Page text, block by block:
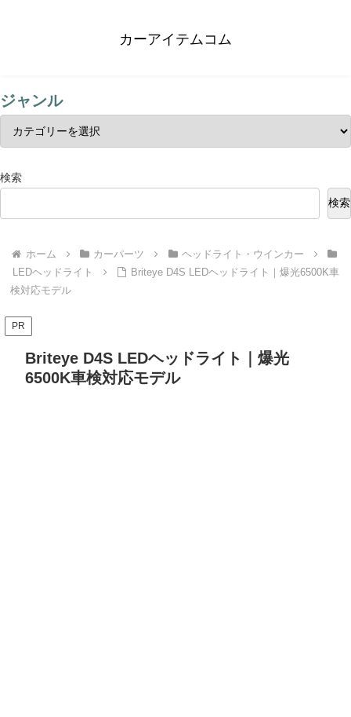
カーアイテムコム
ジャンル
検索
検索
ホーム カーパーツ
ヘッドライト・ウインカー
LEDヘッドライト
Briteye D4S LEDヘッドライト｜爆光6500K車
検対応モデル
PR
Briteye D4S LEDヘッドライト｜爆光
6500K車検対応モデル